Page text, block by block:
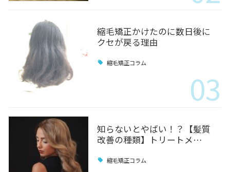
縮毛矯正かけたのに数日後に
クセが戻る理由
縮毛矯正コラム
03
知らないとやばい！？【髪質
改善の種類】トリートメ…
縮毛矯正コラム